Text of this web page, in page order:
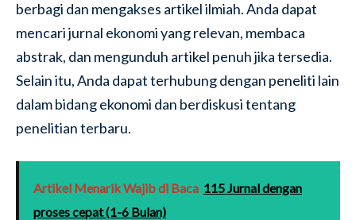
berbagi dan mengakses artikel ilmiah. Anda dapat
mencari jurnal ekonomi yang relevan, membaca
abstrak, dan mengunduh artikel penuh jika tersedia.
Selain itu, Anda dapat terhubung dengan peneliti lain
dalam bidang ekonomi dan berdiskusi tentang
penelitian terbaru.
Artikel Menarik Wajib di Baca 115 Jurnal dengan
proses cepat (1-6 Bulan)